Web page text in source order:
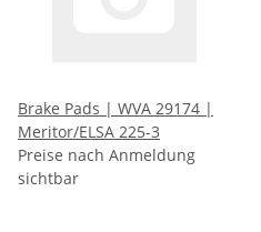
Brake Pads | WVA 29174 |
Meritor/ELSA 225-3
Preise nach Anmeldung
sichtbar